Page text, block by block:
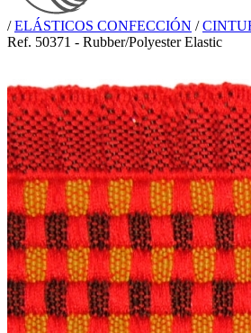
/ ELÁSTICOS CONFECCIÓN /
Ref. 50371 - Rubber/Polyester Elastic